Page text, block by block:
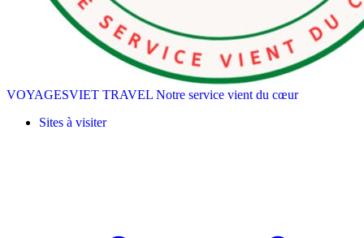
VOYAGESVIET TRAVEL Notre service vient du cœur
Sites à visiter